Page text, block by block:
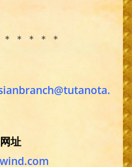
＊ ＊ ＊ ＊ ＊
址